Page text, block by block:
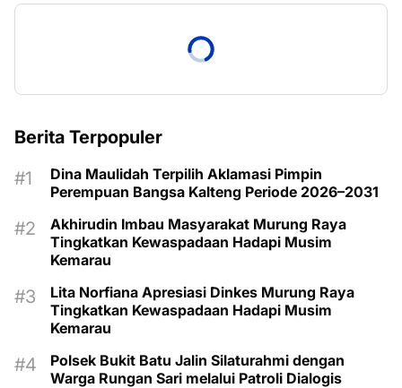
Berita Terpopuler
Dina Maulidah Terpilih Aklamasi Pimpin
Perempuan Bangsa Kalteng Periode 2026–2031
Akhirudin Imbau Masyarakat Murung Raya
Tingkatkan Kewaspadaan Hadapi Musim
Kemarau
Lita Norfiana Apresiasi Dinkes Murung Raya
Tingkatkan Kewaspadaan Hadapi Musim
Kemarau
Polsek Bukit Batu Jalin Silaturahmi dengan
Warga Rungan Sari melalui Patroli Dialogis